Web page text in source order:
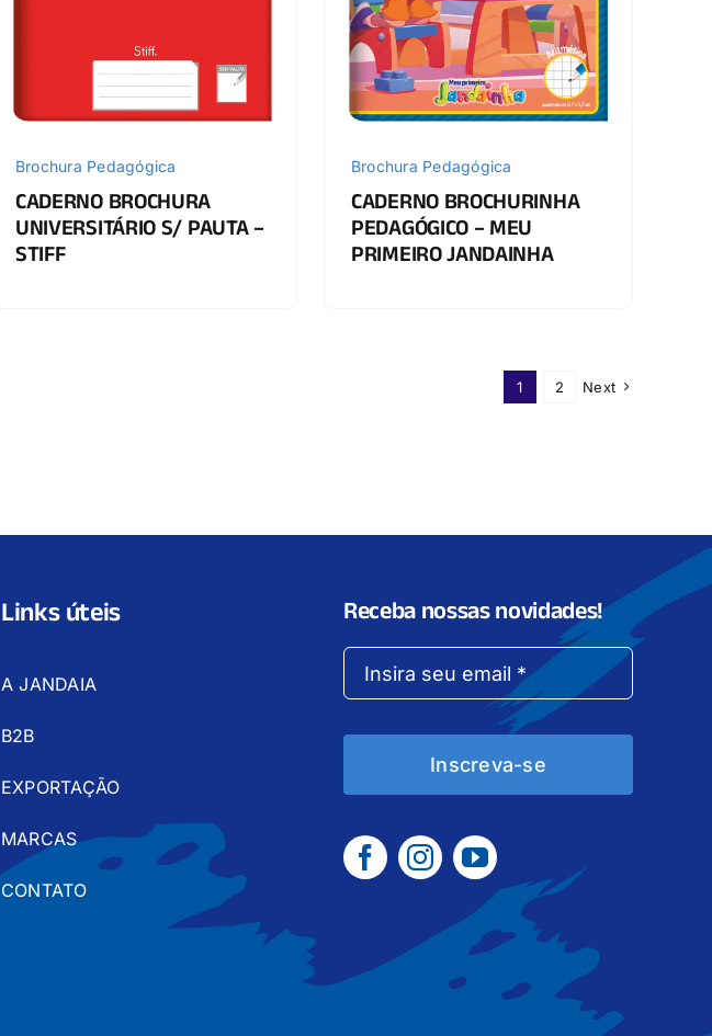
Brochura Pedagógica
CADERNO BROCHURA
UNIVERSITÁRIO S/ PAUTA –
STIFF
Brochura Pedagógica
CADERNO BROCHURINHA
PEDAGÓGICO – MEU
PRIMEIRO JANDAINHA
1 2 Next
Links úteis
A JANDAIA
B2B
EXPORTAÇÃO
MARCAS
CONTATO
Receba nossas novidades!
Inscreva-se